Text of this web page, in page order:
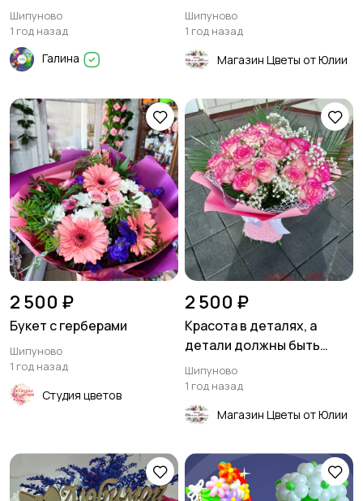
Шипуново
1 год назад
Галина
романтичность, доброту
и любовь 💝
Шипуново
1 год назад
Магазин Цветы от Юлии
2 500 ₽
Букет с герберами
Шипуново
1 год назад
Студия цветов
2 500 ₽
Красота в деталях, а
детали должны быть
идеальны💐
Шипуново
1 год назад
Магазин Цветы от Юлии